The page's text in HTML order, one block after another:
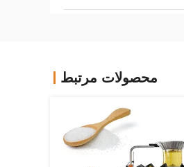
محصولات مرتبط